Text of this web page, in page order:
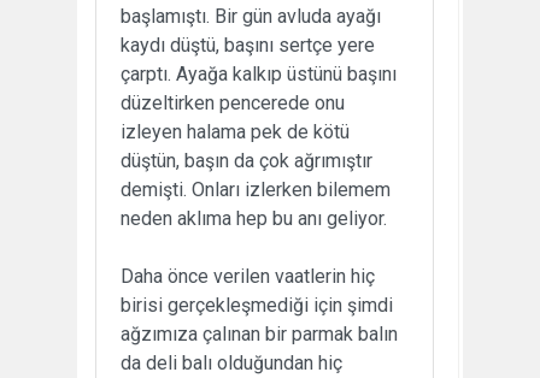
başlamıştı. Bir gün avluda ayağı
kaydı düştü, başını sertçe yere
çarptı. Ayağa kalkıp üstünü başını
düzeltirken pencerede onu
izleyen halama pek de kötü
düştün, başın da çok ağrımıştır
demişti. Onları izlerken bilemem
neden aklıma hep bu anı geliyor.
Daha önce verilen vaatlerin hiç
birisi gerçekleşmediği için şimdi
ağzımıza çalınan bir parmak balın
da deli balı olduğundan hiç